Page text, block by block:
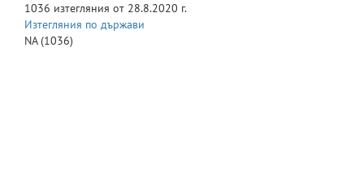
1036 изтегляния от 28.8.2020 г.
Изтегляния по държави
NA(1036)